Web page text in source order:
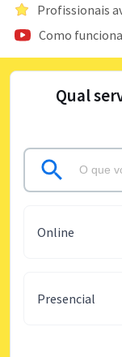
Profissionais
Como
Qual
Online
Presencial